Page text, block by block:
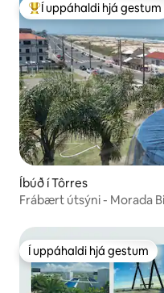
Í mestu uppáhaldi hjá
Í uppáhaldi hjá gestum
Íbúð í Tôrres
Frábært útsýni - Morada
Í uppáhaldi hjá gestum
Í uppáhaldi hjá gestum